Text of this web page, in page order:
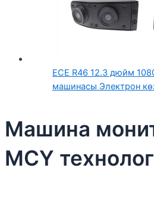
ECE R46 12.3 дюйм
машинасы Электрон
Машина
MCY